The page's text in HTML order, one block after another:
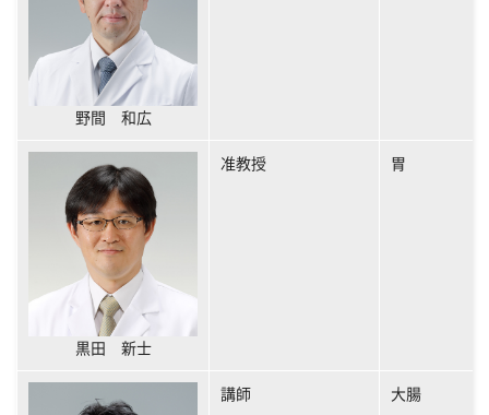
野間 和広
黒田 新士
准教授 胃
講師 大腸